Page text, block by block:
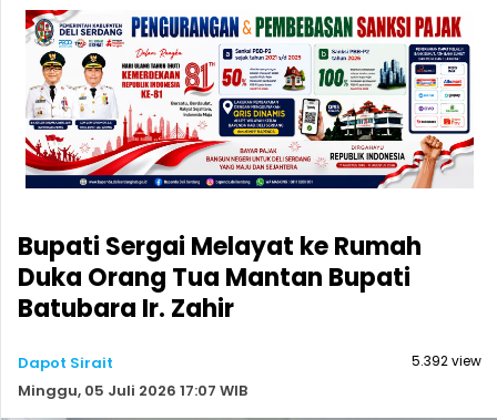
Bupati Sergai Melayat ke Rumah
Duka Orang Tua Mantan Bupati
Batubara Ir. Zahir
Dapot Sirait
Minggu, 05 Juli 2026 17:07 WIB
5.392 view